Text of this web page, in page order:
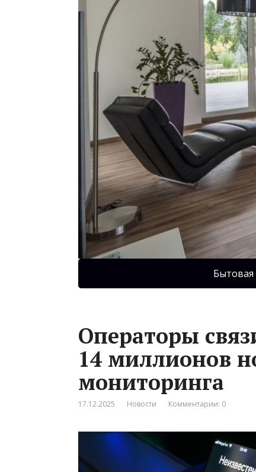
Бытовая
Операторы
14 миллионов
мониторинга
17.12.2025 Новости Комментарии: 0